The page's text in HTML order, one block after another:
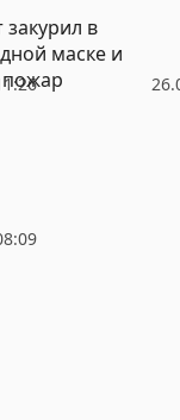
в
маске и
пожар